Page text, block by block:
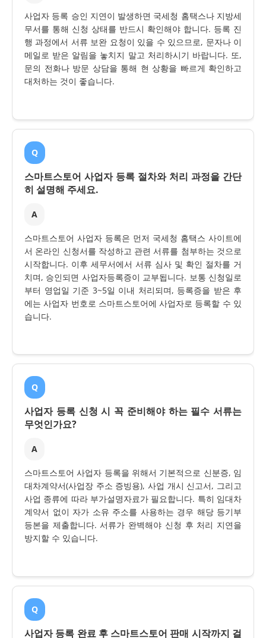
사업자 등록 승인 지연이 발생하면 국세청 홈택스나 지방세
무서를 통해 신청 상태를 반드시 확인해야 합니다. 등록 진
행 과정에서 서류 보완 요청이 있을 수 있으므로, 문자나 이
메일로 받은 알림을 놓치지 말고 처리하시기 바랍니다. 또,
문의 전화나 방문 상담을 통해 현 상황을 빠르게 확인하고
대처하는 것이 좋습니다.
Q
스마트스토어 사업자 등록 절차와 처리 과정을 간단
히 설명해 주세요.
A
스마트스토어 사업자 등록은 먼저 국세청 홈택스 사이트에
서 온라인 신청서를 작성하고 관련 서류를 첨부하는 것으로
시작합니다. 이후 세무서에서 서류 심사 및 확인 절차를 거
치며, 승인되면 사업자등록증이 교부됩니다. 보통 신청일로
부터 영업일 기준 3~5일 이내 처리되며, 등록증을 받은 후
에는 사업자 번호로 스마트스토어에 사업자로 등록할 수 있
습니다.
Q
사업자 등록 신청 시 꼭 준비해야 하는 필수 서류는
무엇인가요?
A
스마트스토어 사업자 등록을 위해서 기본적으로 신분증, 임
대차계약서(사업장 주소 증빙용), 사업 개시 신고서, 그리고
사업 종류에 따라 부가설명자료가 필요합니다. 특히 임대차
계약서 없이 자가 소유 주소를 사용하는 경우 해당 등기부
등본을 제출합니다. 서류가 완벽해야 신청 후 처리 지연을
방지할 수 있습니다.
Q
사업자 등록 완료 후 스마트스토어 판매 시작까지 걸